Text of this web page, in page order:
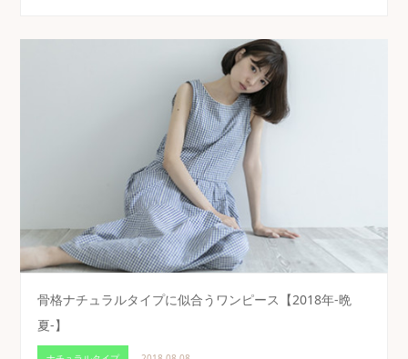
骨格ナチュラルタイプに似合うワンピース【2018年-晩
夏-】